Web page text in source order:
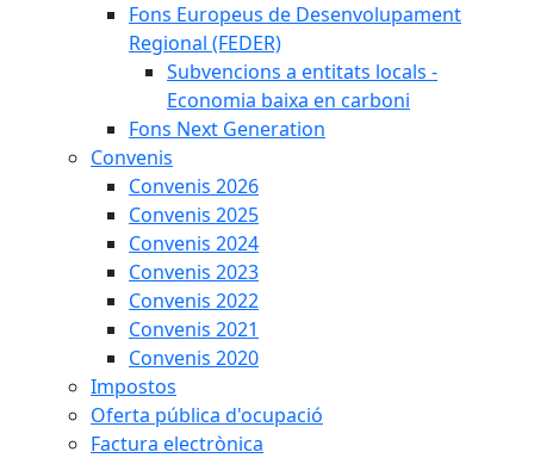
Fons Europeus de Desenvolupament
Regional (FEDER)
Subvencions a entitats locals -
Economia baixa en carboni
Fons Next Generation
Convenis
Convenis 2026
Convenis 2025
Convenis 2024
Convenis 2023
Convenis 2022
Convenis 2021
Convenis 2020
Impostos
Oferta pública d'ocupació
Factura electrònica